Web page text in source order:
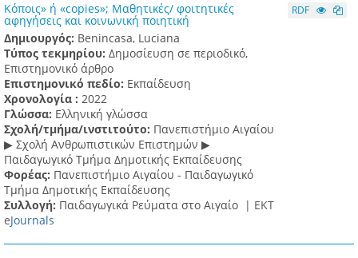
Κόποις» ή «copies»; Μαθητικές/ φοιτητικές
αφηγήσεις και κοινωνική ποιητική
Δημιουργός: Benincasa, Luciana
Τύπος τεκμηρίου: Δημοσίευση σε περιοδικό,
Επιστημονικό άρθρο
Επιστημονικό πεδίο: Εκπαίδευση
Χρονολογία : 2022
Γλώσσα: Ελληνική γλώσσα
Σχολή/τμήμα/ινστιτούτο: Πανεπιστήμιο Αιγαίου
▶ Σχολή Ανθρωπιστικών Επιστημών ▶
Παιδαγωγικό Τμήμα Δημοτικής Εκπαίδευσης
Φορέας: Πανεπιστήμιο Αιγαίου - Παιδαγωγικό
Τμήμα Δημοτικής Εκπαίδευσης
Συλλογή: Παιδαγωγικά Ρεύματα στο Αιγαίο | ΕΚΤ
eJournals
RDF